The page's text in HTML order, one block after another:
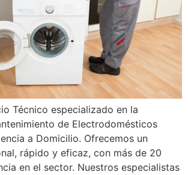
Técnico especializado en la
de Electrodomésticos
a Domicilio. Ofrecemos un
rápido y eficaz, con más de 20
en el sector. Nuestros especialistas